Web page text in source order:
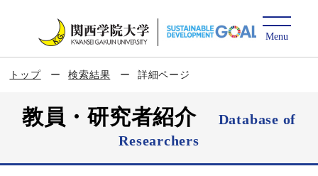
トップ 検索結果 詳細ページ
教員・研究者紹介
Database of
Researchers